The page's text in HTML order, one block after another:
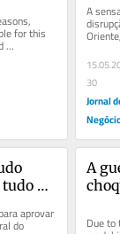
for this
A
que
30
Jornal
tudo
aprovar
do
A
Due